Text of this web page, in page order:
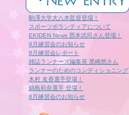
駒澤大学大八木監督登場！
スポーツボランティアについて
EKIDEN News 西本武司さん登場！
9月練習会のお知らせ
8月練習会レポート
雑誌ランナーズ編集長 黒崎悠さん
ランナーのためのコンディショニング
木村 友香選手登場！
鍋島莉奈選手 登場！
8月練習会のお知らせ